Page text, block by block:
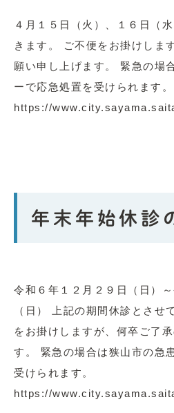
４月１５日（火）、１６日（
きます。 ご不便をお掛けしま
願い申し上げます。 緊急の場
ーで応急処置を受けられます。
https://
年末年始休診
令和６年１２月２９日（日）
（日） 上記の期間休診とさせ
をお掛けしますが、何卒ご了
す。 緊急の場合は狭山市の急
受けられます。
https://